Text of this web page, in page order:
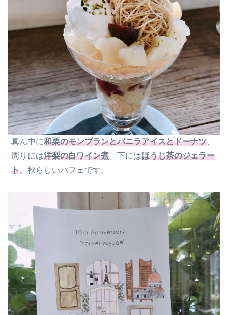
真ん中に和栗のモンブランとバニラアイスとドーナツ
周りには洋梨の白ワイン煮 、下にはほうじ茶のジェラー
ト。秋らしいパフェです。